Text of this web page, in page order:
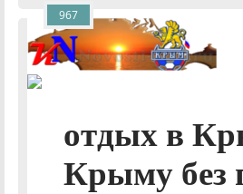
отдых в
Крыму без
967